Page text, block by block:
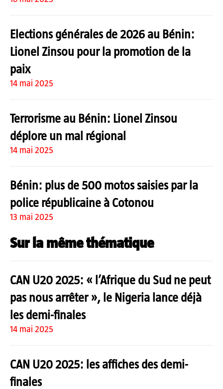
Elections générales de 2026 au Bénin:
Lionel Zinsou pour la promotion de la
paix
14 mai 2025
Terrorisme au Bénin: Lionel Zinsou
déplore un mal régional
14 mai 2025
Bénin: plus de 500 motos saisies par la
police républicaine à Cotonou
13 mai 2025
Sur la même thématique
CAN U20 2025: « l’Afrique du Sud ne peut
pas nous arrêter », le Nigeria lance déjà
les demi-finales
14 mai 2025
CAN U20 2025: les affiches des demi-
finales